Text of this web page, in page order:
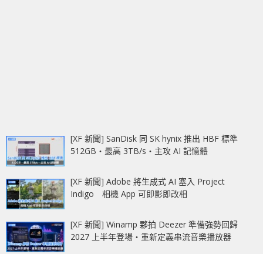
[XF 新聞] SanDisk 同 SK hynix 推出 HBF 標準
512GB‧最高 3TB/s‧主攻 AI 記憶體
[XF 新聞] Adobe 將生成式 AI 塞入 Project
Indigo 相機 App 可即影即改相
[XF 新聞] Winamp 夥拍 Deezer 準備強勢回歸
2027 上半年登場‧重新定義串流音樂播放器